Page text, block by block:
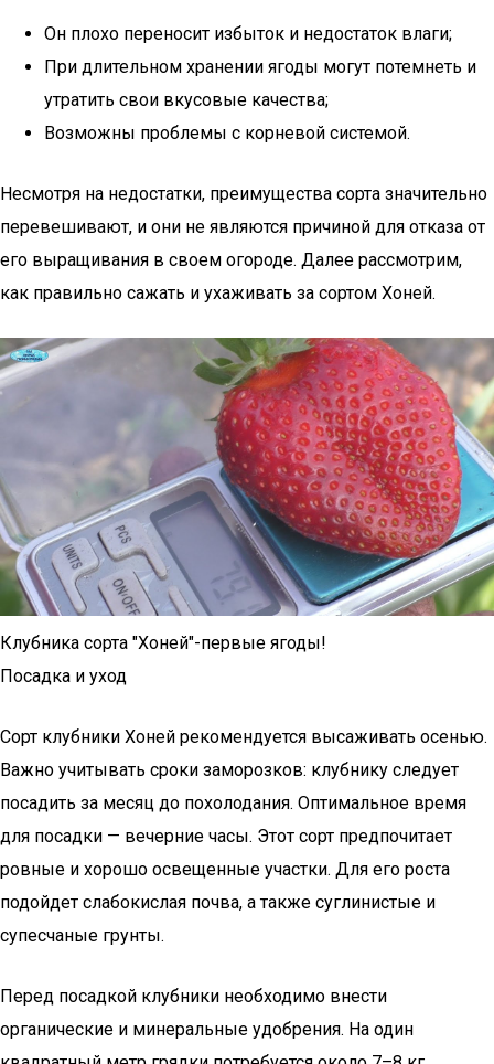
Он плохо переносит избыток и недостаток влаги;
При длительном хранении ягоды могут потемнеть и
утратить свои вкусовые качества;
Возможны проблемы с корневой системой.
Несмотря на недостатки, преимущества сорта значительно
перевешивают, и они не являются причиной для отказа от
его выращивания в своем огороде. Далее рассмотрим,
как правильно сажать и ухаживать за сортом Хоней.
Клубника сорта "Хоней"-первые ягоды!
Посадка и уход
Сорт клубники Хоней рекомендуется высаживать осенью.
Важно учитывать сроки заморозков: клубнику следует
посадить за месяц до похолодания. Оптимальное время
для посадки — вечерние часы. Этот сорт предпочитает
ровные и хорошо освещенные участки. Для его роста
подойдет слабокислая почва, а также суглинистые и
супесчаные грунты.
Перед посадкой клубники необходимо внести
органические и минеральные удобрения. На один